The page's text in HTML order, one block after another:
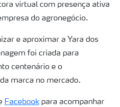
virtual com presença ativa
do agronegócio.
e aproximar a Yara dos
foi criada para
centenário e o
marca no mercado.
Facebook para acompanhar